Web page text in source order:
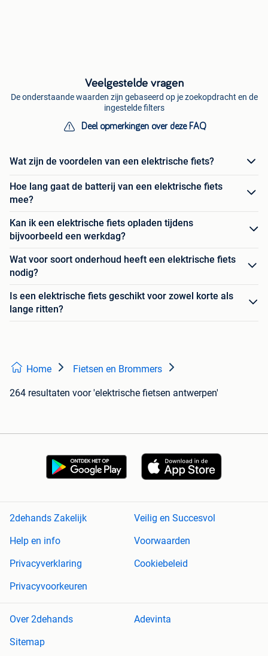
Veelgestelde vragen
De onderstaande waarden zijn gebaseerd op je zoekopdracht en de
ingestelde filters
Deel opmerkingen over deze FAQ
Wat zijn de voordelen van een elektrische fiets?
Hoe lang gaat de batterij van een elektrische fiets
mee?
Kan ik een elektrische fiets opladen tijdens
bijvoorbeeld een werkdag?
Wat voor soort onderhoud heeft een elektrische fiets
nodig?
Is een elektrische fiets geschikt voor zowel korte als
lange ritten?
Home Fietsen en Brommers
264 resultaten voor 'elektrische fietsen antwerpen'
2dehands Zakelijk
Veilig en Succesvol
Help en info
Voorwaarden
Privacyverklaring
Cookiebeleid
Privacyvoorkeuren
Over 2dehands
Adevinta
Sitemap